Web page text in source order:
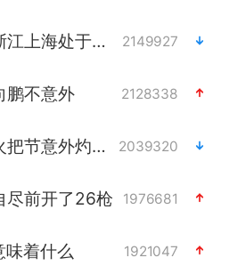
台风白海豚闭眼浙江上海处于危险半圆 2149927
鹏不意外 2128338
云南一地村民过火把节意外灼伤16人 2039320
尽前开了26枪 1976681
味着什么 1921047